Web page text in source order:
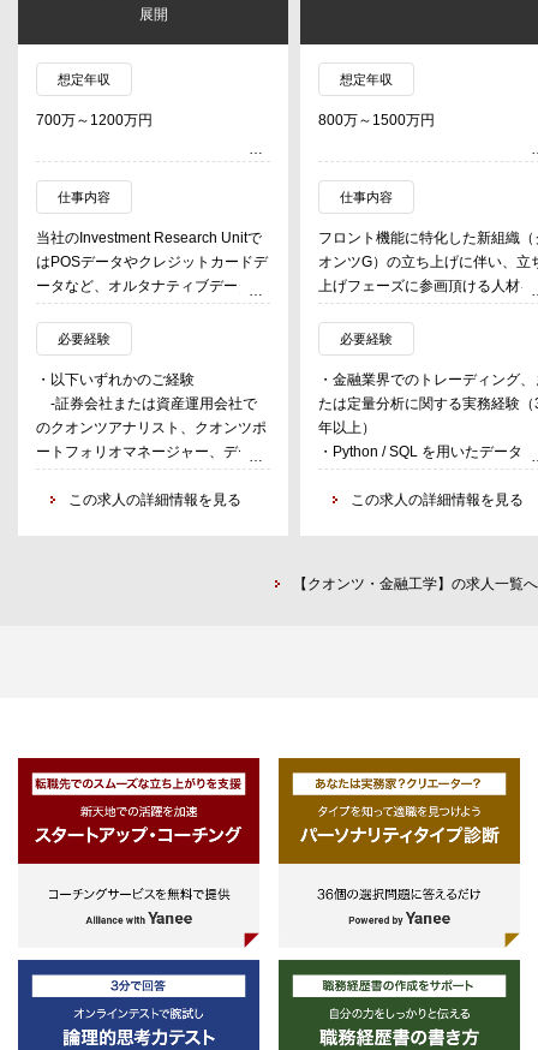
展開
想定年収
700万～1200万円
仕事内容
当社のInvestment Research Unitで
はPOSデータやクレジットカードデ
ータなど、オルタナティブデータと
呼ばれるデータを収集・加工・分析
し、クオンツ・ジャッジメンタル含
め多くの機関投資家にデータを提供
しております。
本ポジションでは、当社が扱う多様
なオルタナティブデータを活用し、
クオンツ運用におけるパフォーマン
ルタナティブデータの集計・加工手
必要経験
・以下いずれかのご経験
-証券会社または資産運用会社で
のクオンツアナリスト、クオンツポ
ートフォリオマネージャー、データ
サイエンティストとして、複雑なデ
ータセットをバックテストし、投資
この求人の詳細情報を見る
想定年収
800万～1500万円
仕事内容
フロント機能に特化した新組織（
オンツG）の立ち上げに伴い、立
上げフェーズに参画頂ける人材を
集しております。暗号資産ディー
ング業務における定量分析・モデ
開発を通じた収益最適化をご担当
きます。
・カバー取引のコスト分析・カバ
戦略の定量的な策定・改善
・自社のスプレッド・パラメータ
・市場データを活用した収益機会
ルの設計・実装・検証
必要経験
・金融業界でのトレーディング、
たは定量分析に関する実務経験（
年以上）
・Python / SQL を用いたデータ分
析・モデリングの実務経験
・統計学・確率論・線形代数等の
この求人の詳細情報を見る
【クオンツ・金融工学】の求人一覧へ